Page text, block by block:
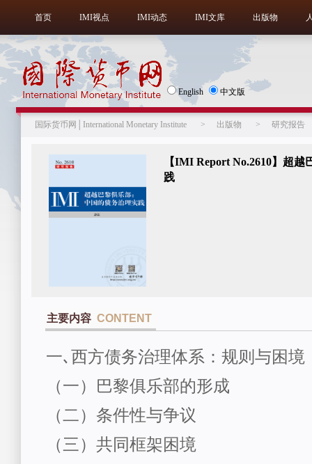
首页 IMI视点 IMI动态 IMI文库 出版物
English 中文版
国际货币网│International Monetary Institute > 出版物 > 研究报告
【IMI Report No.2610】超
践
主要内容 CONTENT
一､西方债务治理体系：规则与困境
（一）巴黎俱乐部的形成
（二）条件性与争议
（三）共同框架困境